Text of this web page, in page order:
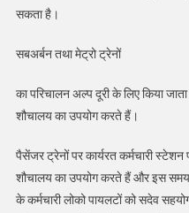
सकता है।
सबअर्बन तथा मेट्रो ट्रेनों
का परिचालन अल्प दूरी के लिए किया
शौचालय का उपयोग करते हैं।
पैसेंजर ट्रेनों पर कार्यरत कर्मचारी
शौचालय का उपयोग करते हैं और इस
के कर्मचारी लोको पायलटों को सदेव